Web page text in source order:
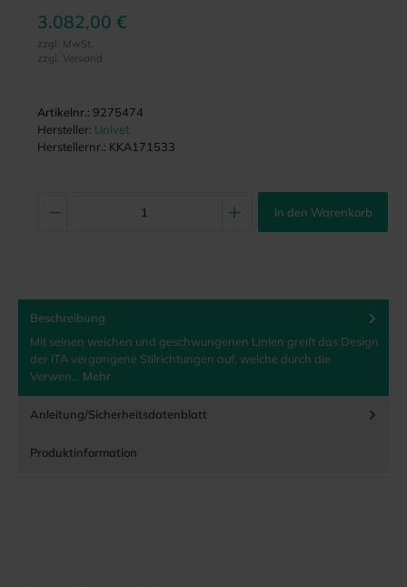
3.082,00 €
zzgl. MwSt.
zzgl. Versand
Artikelnr.: 9275474
Hersteller: Univet
Herstellernr.: KKA171533
In den Warenkorb
Beschreibung
Mit seinen weichen und geschwungenen Linien greift das Design
der ITA vergangene Stilrichtungen auf, welche durch die
Verwen… Mehr
Anleitung/Sicherheitsdatenblatt
Produktinformation